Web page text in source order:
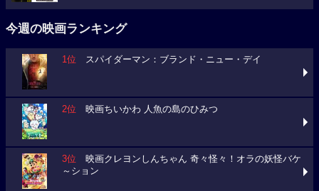
今週の映画ランキング
1位 スパイダーマン：ブランド・ニュー・デイ
2位 映画ちいかわ 人魚の島のひみつ
3位 映画クレヨンしんちゃん 奇々怪々！オラの妖怪バケ
～ション